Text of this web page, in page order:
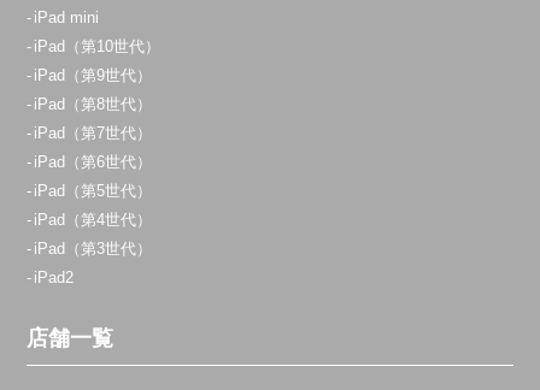
11:00～20:00
定休日：不定休
070-9054-8742
アクセス
横浜店
11:00～20:00
0800-800-5919
iPad mini
iPad（第10世代）
iPad（第9世代）
iPad（第8世代）
iPad（第7世代）
iPad（第6世代）
iPad（第5世代）
iPad（第4世代）
iPad（第3世代）
iPad2
店舗一覧